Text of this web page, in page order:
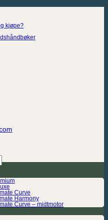
kjøpe?
Curve
Harmony
Curve – midtmotor